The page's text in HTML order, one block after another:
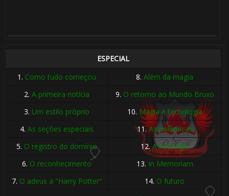
ESPECIAL
1. Como tudo começou 8.Além da magia
2.A primeira notícia 9. O retorno ao Mundo Bruxo
3. Um estilo próprio 10. Magia e tecnologia
4.As seções especiais 11.As polêmicas
5. O registro do domínio 12.A nostalgia
6. O reconhecimento 13. In Memoriam
7. O adeus a "Harry Potter" 14. O futuro
🎈
🎂